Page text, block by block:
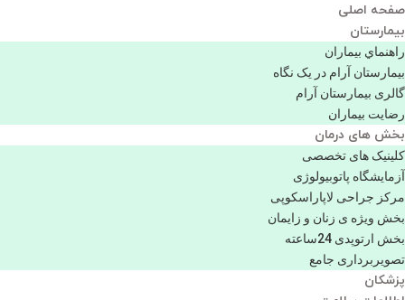
صفحه اصلی
بيمارستان
راهنماي بیماران
بیمارستان آرام در یک نگاه
گالری بیمارستان آرام
رضایت بیماران
بخش های درمان
کلینیک های تخصصی
آزمایشگاه پاتوبیولوژی
مرکز جراحی لاپاراسکوپی
بخش ویژه ی زنان و زایمان
بخش ارتوپدی 24ساعته
تصویربرداری جامع
پزشكان